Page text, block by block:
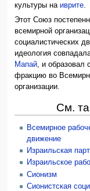
культуры наиврите.
Этот Союз
всемирной
социалистических
идеология
Мапай, и образовал
фракцию во
организации.
См.
Всемирное
движение
Израильская
Израильское
Сионизм
Сионистская